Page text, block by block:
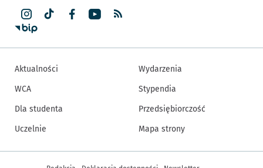
Aktualności
WCA
Dla studenta
Uczelnie
Wydarzenia
Stypendia
Przedsiębiorczość
Mapa strony
Inne informacje